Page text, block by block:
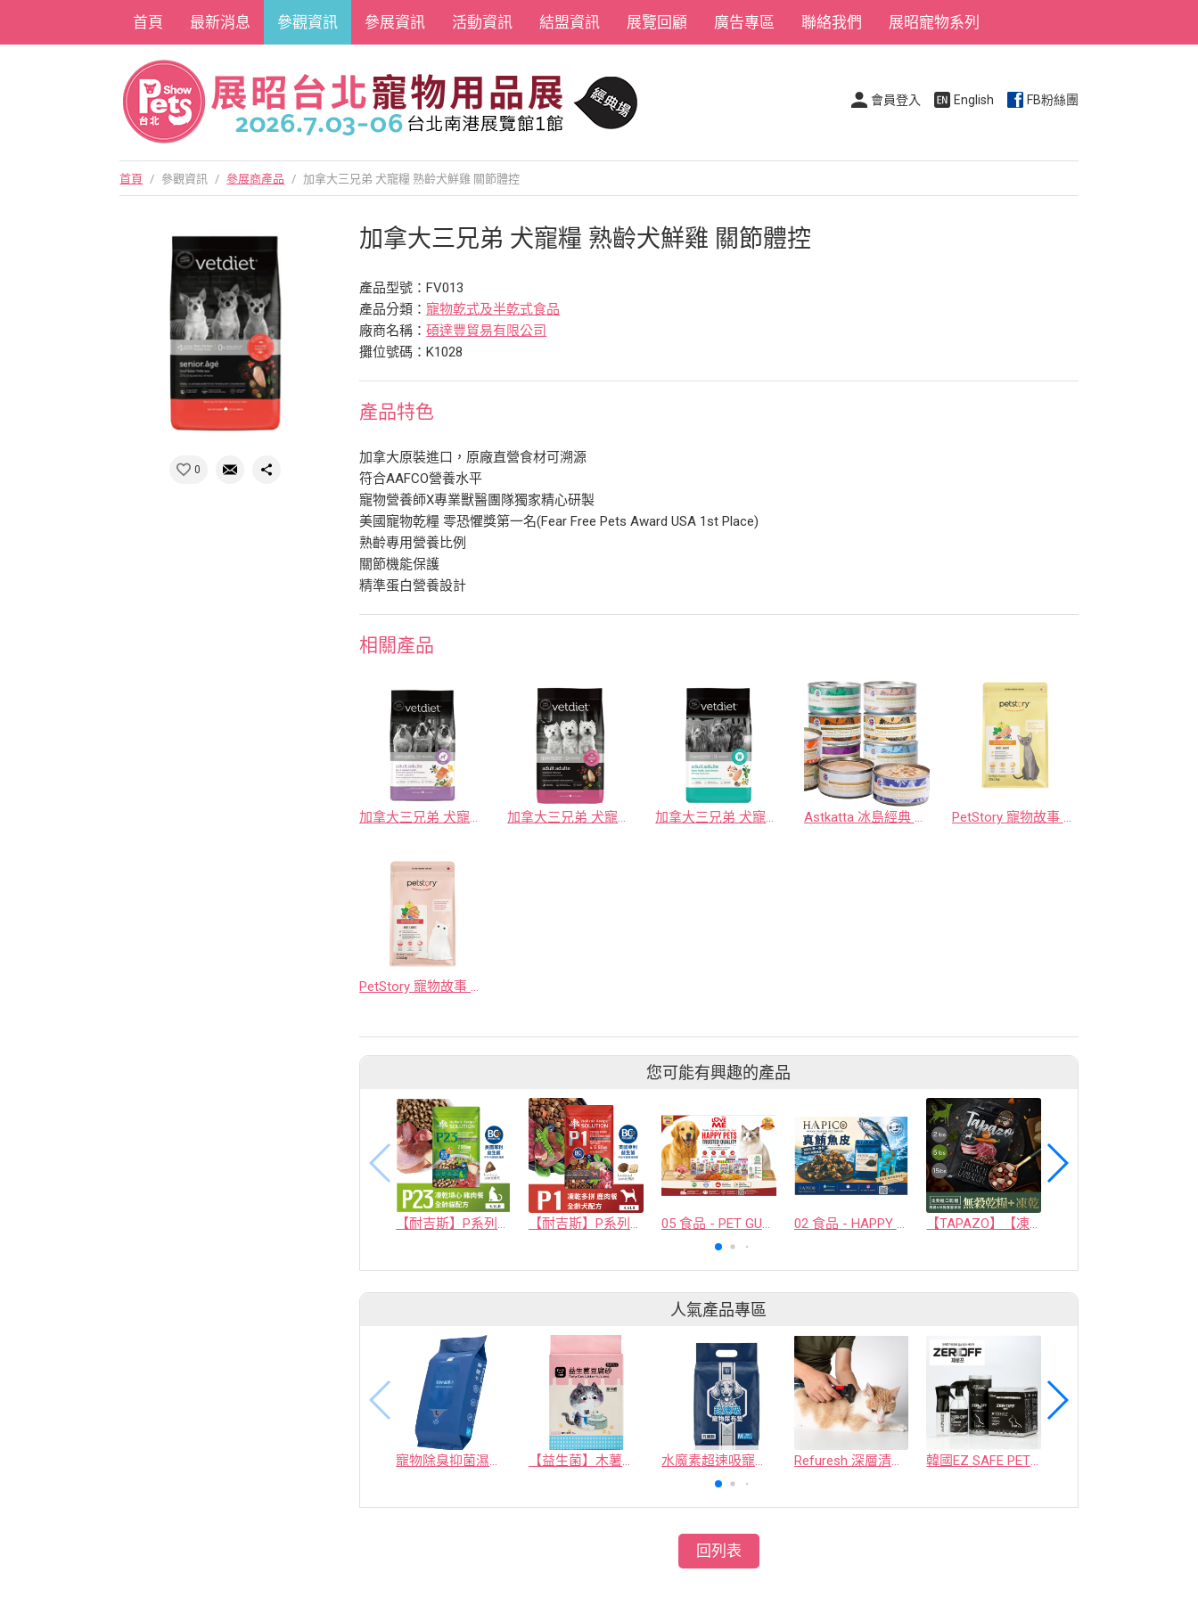
首頁 最新消息 參觀資訊 參展資訊 活動資訊 結盟資訊 展覽回顧 廣告專區 聯絡我們 展昭寵物系列
會員登入 English FB粉絲團
首頁 / 參觀資訊 / 參展商產品 / 加拿大三兄弟 犬寵糧 熟齡犬鮮雞 關節體控
0
加拿大三兄弟 犬寵糧 熟齡犬鮮雞 關節體控
產品型號：FV013
產品分類：寵物乾式及半乾式食品
廠商名稱：碩達豐貿易有限公司
攤位號碼：K1028
產品特色
加拿大原裝進口，原廠直營食材可溯源
符合AAFCO營養水平
寵物營養師X專業獸醫團隊獨家精心研製
美國寵物乾糧 零恐懼獎第一名(Fear Free Pets Award USA 1st Place)
熟齡專用營養比例
關節機能保護
精準蛋白營養設計
相關產品
加拿大三兄弟 犬寵糧 成犬無穀鮮鮭 加拿大三兄弟 犬寵糧 小型犬鮮雞 消化美膚 加拿大三兄弟 犬寵糧 成犬鮮雞 口腔保健 Astkatta 冰島經典 低脂無穀健康鮮燉貓主食罐 PetStory 寵物故事 加拿大貓寵糧 雞肉
PetStory 寵物故事 加拿大貓寵糧 鮭魚
您可能有興趣的產品
【耐吉斯】P系列-P23凍乾填心無穀雞肉餐(全齡貓) 【耐吉斯】P系列-P1 凍乾多拼無穀鹿肉餐(全齡犬) 4.5磅 05 食品 - PET GUSTO CO.,LTD. 02 食品 - HAPPY COMPANION CO., LTD. 【TAPAZO】【凍乾三重奏】成幼犬低敏羊肉配方 5磅
人氣產品專區
寵物除臭抑菌濕紙巾／30抽／無味【4包100】 【益生菌】木薯豆腐砂/豆腐砂 (1包最低$119起)抽貓砂機 水魔素超速吸寵物尿布墊買1送1 Refuresh 深層清潔寵物廢毛梳 韓國EZ SAFE PET ZEROFF 消臭劑
回列表